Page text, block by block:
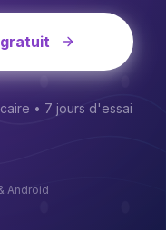
gratuit
• 7 jours d'essai
Android